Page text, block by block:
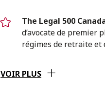
The Legal 500
d’avocate de premier
régimes de retraite et
VOIR PLUS